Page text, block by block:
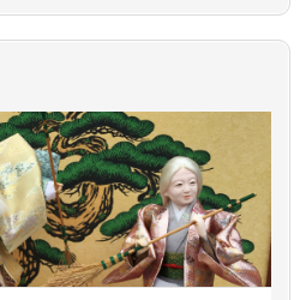
ったので。
いない実家の片付けを始め
丘店を見守ってくれてあり
・処分をお願いできます
ットを供養・処分したいの
裏様だ...
の後、供養祭までお人形は